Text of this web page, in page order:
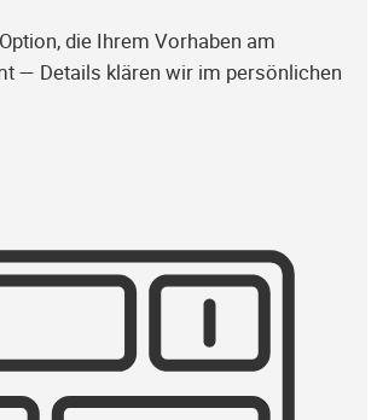
die Ihrem Vorhaben am
— Details klären wir im persönlichen